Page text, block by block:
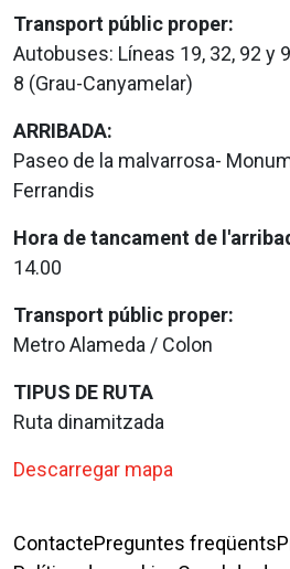
Transport públic proper:
Autobuses: Líneas 19, 32, 92 y
8 (Grau-Canyamelar)
ARRIBADA:
Paseo de la malvarrosa-
Ferrandis
Hora de tancament de
14.00
Transport públic proper:
Metro Alameda / Colon
TIPUS DE RUTA
Ruta dinamitzada
Descarregar mapa
ContactePreguntes freqüents